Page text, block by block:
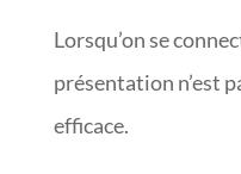
Lorsqu’on se
présentation n’est
efficace.